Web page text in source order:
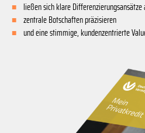
ließen sich klare Differenzierungsansätze
zentrale Botschaften präzisieren
und eine stimmige, kundenzentrierte